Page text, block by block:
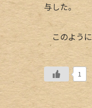
与した。
このよう
1